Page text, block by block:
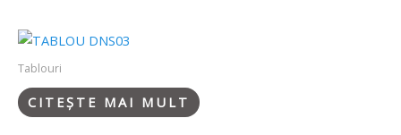
Tablouri
CITEȘTE MAI MULT